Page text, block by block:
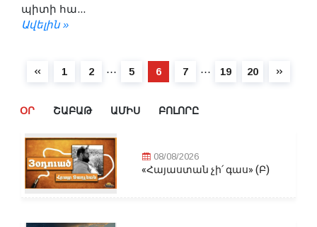
պիտի հա...
Ավելին »
1 2 ⋯ 5 6 7 ⋯ 19 20
ՕՐ ՇԱԲԱԹ ԱՄԻՍ ԲՈԼՈՐԸ
08/08/2026
«Հայաստան չի՛ գաս» (Բ)